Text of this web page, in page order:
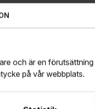
och är en
på vår webbplats.